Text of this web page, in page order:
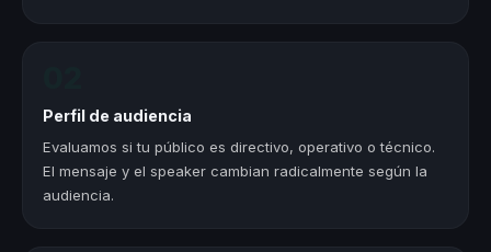
Perfil de audiencia
Evaluamos si tu público es directivo, operativo o técnico.
El mensaje y el speaker cambian radicalmente según la
audiencia.